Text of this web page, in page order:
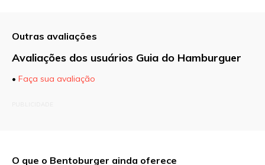
Outras avaliações
Avaliações dos usuários Guia do Hamburguer
• Faça sua avaliação
O que o Bentoburger ainda oferece